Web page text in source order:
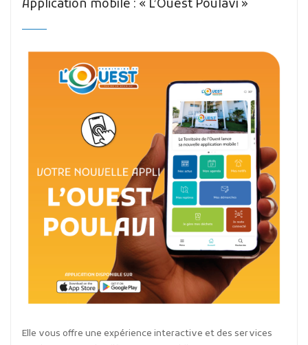
Application mobile : « L’Ouest Poulavi »
Elle vous offre une expérience interactive et des services